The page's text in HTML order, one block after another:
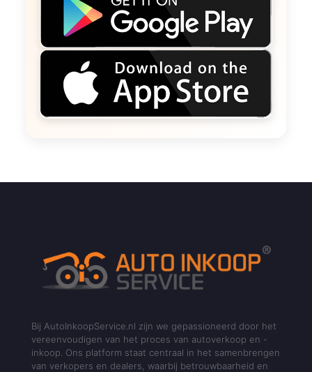
Bij AutoInkoopService.nl zijn we gepassioneerd door het
vereenvoudigen van het proces van autoverkoop en -
inkoop. Ons platform staat centraal in het samenbrengen
van verkopers en dealers, waarbij betrouwbaarheid en